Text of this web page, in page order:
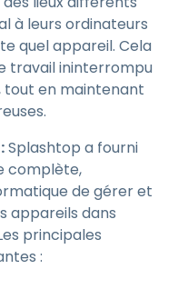
à leurs ordinateurs
quel appareil. Cela
travail ininterrompu
tout en maintenant
Splashtop a fourni
complète,
de gérer et
appareils dans
principales
: